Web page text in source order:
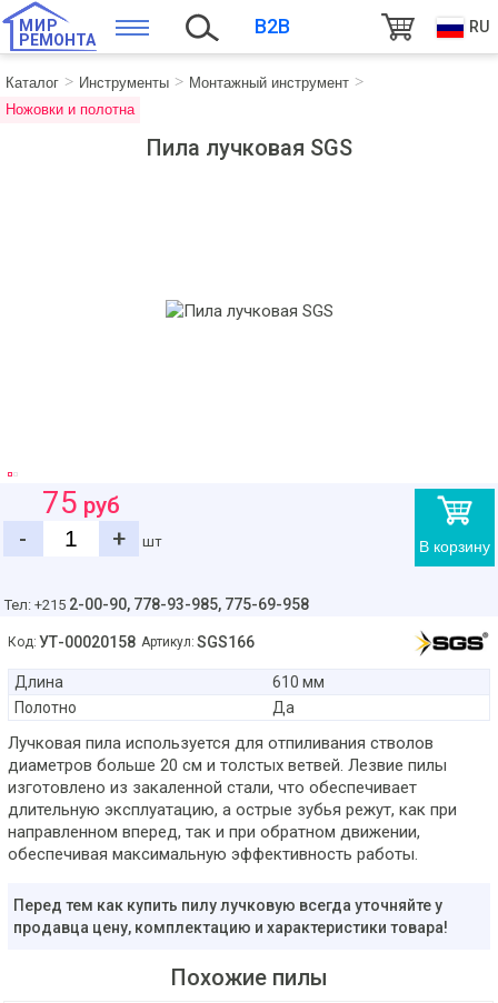
МИР
РЕМОНТА
B2B RU
Каталог Инструменты
Монтажный инструмент
Ножовки и полотна
Пила лучковая SGS
В корзину
75 руб
-
+ шт
Тел: +215 2-00-90, 778-93-985, 775-69-958
Код: УТ-00020158 Артикул: SGS166
Длина
610 мм
Полотно
Да
Лучковая пила используется для отпиливания стволов
диаметров больше 20 см и толстых ветвей. Лезвие пилы
изготовлено из закаленной стали, что обеспечивает
длительную эксплуатацию, а острые зубья режут, как при
направленном вперед, так и при обратном движении,
обеспечивая максимальную эффективность работы.
Перед тем как купить пилу лучковую всегда уточняйте у
продавца цену, комплектацию и характеристики товара!
Похожие пилы